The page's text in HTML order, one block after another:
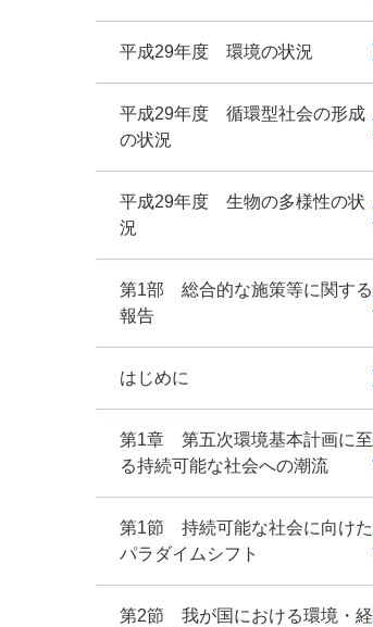
平成29年度 環境の状況
平成29年度 循環型社会の形成
の状況
平成29年度 生物の多様性の状
況
第1部 総合的な施策等に関する
報告
はじめに
第1章 第五次環境基本計画に至
る持続可能な社会への潮流
第1節 持続可能な社会に向けた
パラダイムシフト
第2節 我が国における環境・経